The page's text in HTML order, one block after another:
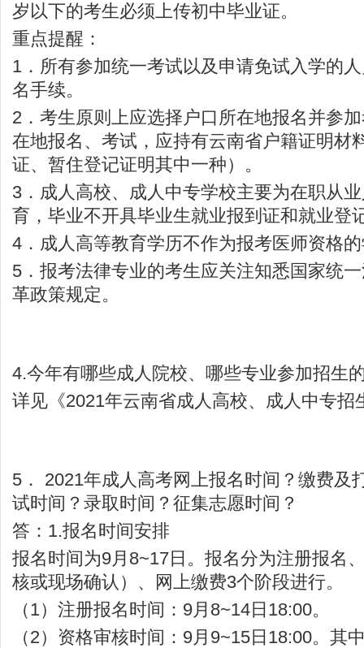
岁以下的考生必须上传初中毕业证。
重点提醒：
1．所有参加统一考试以及申请免试入学的
名手续。
2．考生原则上应选择户口所在地报名并参
在地报名、考试，应持有云南省户籍证明材
证、暂住登记证明其中一种）。
3．成人高校、成人中专学校主要为在职从
育，毕业不开具毕业生就业报到证和就业登
4．成人高等教育学历不作为报考医师资格
5．报考法律专业的考生应关注知悉国家统
革政策规定。
4.今年有哪些成人院校、哪些专业参加招生
详见《2021年云南省成人高校、成人中专招
5． 2021年成人高考网上报名时间？缴费及
试时间？录取时间？征集志愿时间？
答：1.报名时间安排
报名时间为9月8~17日。报名分为注册报名
核或现场确认）、网上缴费3个阶段进行。
（1）注册报名时间：9月8~14日18:00。
（2）资格审核时间：9月9~15日18:00。其